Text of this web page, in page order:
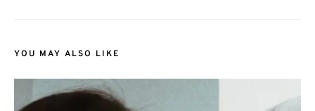
YOU MAY ALSO LIKE